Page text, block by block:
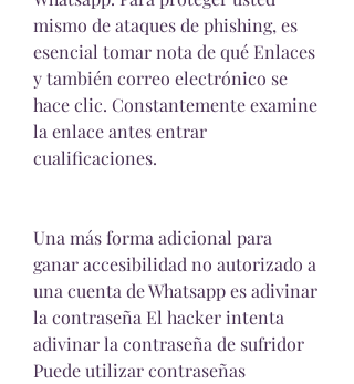
mismo de ataques de phishing, es
esencial tomar nota de qué Enlaces
y también correo electrónico se
hace clic. Constantemente examine
la enlace antes entrar
cualificaciones.
Una más forma adicional para
ganar accesibilidad no autorizado a
una cuenta de Whatsapp es adivinar
la contraseña El hacker intenta
adivinar la contraseña de sufridor
Puede utilizar contraseñas